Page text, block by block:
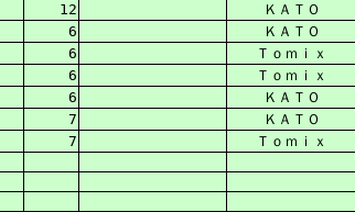
12
ＫＡＴＯ
6
ＫＡＴＯ
6
Ｔｏｍｉｘ
6
Ｔｏｍｉｘ
6
ＫＡＴＯ
7
ＫＡＴＯ
7 Ｔｏｍｉｘ